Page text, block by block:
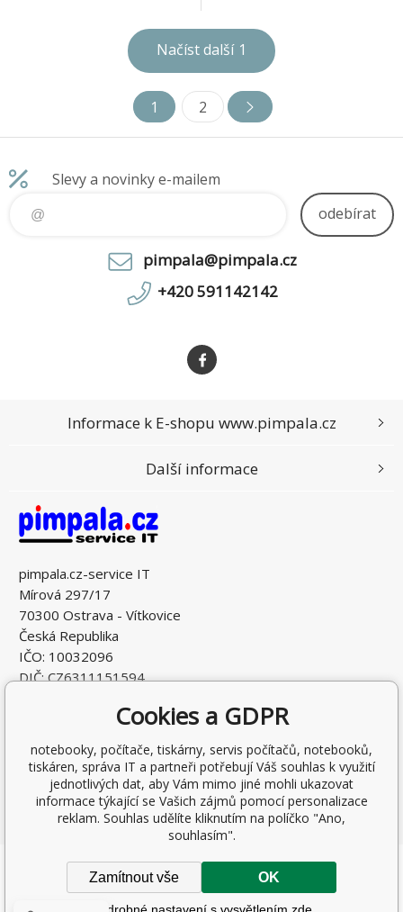
rychlost. *Plug and Play ve
Windows (XP/Vista/7/8/8.1),
Mac OS X (10.9/10.10), Linux
ovladač pro Mac OS X (10.5-
10.8). *Sklopné a přenosné
provedení ideální pro v
Načíst další 1
1 2
Slevy a novinky e-mailem
odebírat
pimpala@pimpala.cz
+420 591142142
pimpala.cz-service IT
Mírová 297/17
70300 Ostrava - Vítkovice
Česká Republika
IČO: 10032096
DIČ: CZ6311151594
Informace k E-shopu www.pimpala.cz
Další informace
Copyright © 2026 Ing. Antonín Pohludka
Všechna práva vyhrazena.
Cookies a GDPR
notebooky, počítače, tiskárny, servis počítačů, notebooků,
tiskáren, správa IT a partneři potřebují Váš souhlas k využití
jednotlivých dat, aby Vám mimo jiné mohli ukazovat
informace týkající se Vašich zájmů pomocí personalizace
reklam. Souhlas udělíte kliknutím na políčko "Ano,
souhlasím".
Zamítnout vše OK
Podrobné nastavení s vysvětlením zde